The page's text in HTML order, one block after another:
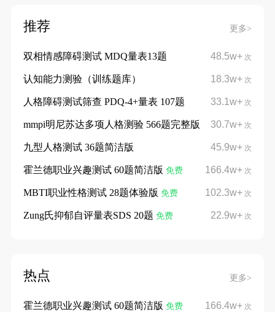
推荐 更多>
48.5w+ 次
双相情感障碍测试 MDQ量表13题
18.3w+ 次
认知能力测验（训练题库）
33.1w+ 次
人格障碍测试筛查 PDQ-4+量表 107题
30.7w+ 次
mmpi明尼苏达多项人格测验 566题完整版
45.9w+ 次
九型人格测试 36题简洁版
166.4w+ 次
霍兰德职业兴趣测试 60题简洁版 免费
102.3w+ 次
MBTI职业性格测试 28题体验版 免费
22.9w+ 次
Zung氏抑郁自评量表SDS 20题 免费
热点 更多>
166.4w+ 次
霍兰德职业兴趣测试 60题简洁版 免费